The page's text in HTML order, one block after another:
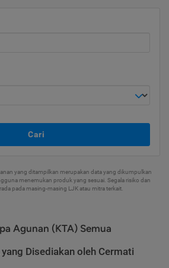
Cari
yang ditampilkan merupakan data yang dikumpulkan
menemukan produk yang sesuai. Segala risiko dan
pada masing-masing LJK atau mitra terkait.
Agunan (KTA) Semua
Disediakan oleh Cermati